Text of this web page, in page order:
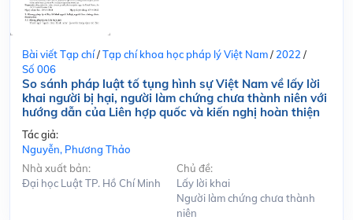
Bài viết Tạp chí/Tạp chí khoa học pháp lý Việt Nam/ 2022 /
Số 006
So sánh pháp luật tố tụng hình sự Việt Nam về lấy lời
khai người bị hại, người làm chứng chưa thành niên với
hướng dẫn của Liên hợp quốc và kiến nghị hoàn thiện
Tác giả:
Nguyễn, Phương Thảo
Nhà xuất bản:
Đại học Luật TP. Hồ Chí Minh
Chủ đề:
Lấy lời khai
Người làm chứng chưa thành
niên